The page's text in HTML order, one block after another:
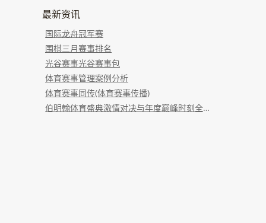
最新资讯
国际龙舟冠军赛
围棋三月赛事排名
光谷赛事光谷赛事包
体育赛事管理案例分析
体育赛事同传(体育赛事传播)
伯明翰体育盛典激情对决与年度巅峰时刻全纪录